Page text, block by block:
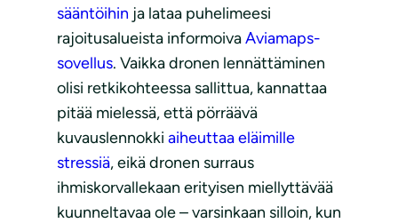
sääntöihin ja lataa puhelimeesi
rajoitusalueista informoivaAviamaps-
sovellus. Vaikka dronen lennättäminen
olisi retkikohteessa sallittua, kannattaa
pitää mielessä, että pörräävä
kuvauslennokki aiheuttaa eläimille
stressiä, eikä dronen surraus
ihmiskorvallekaan erityisen miellyttävää
kuunneltavaa ole – varsinkaan silloin, kun